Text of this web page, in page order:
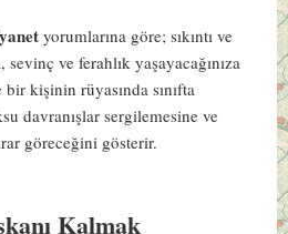
yorumlarına göre; sıkıntı ve
sevinç ve ferahlık yaşayacağınıza
kişinin rüyasında sınıfta
davranışlar sergilemesine ve
göreceğini gösterir.
Kalmak